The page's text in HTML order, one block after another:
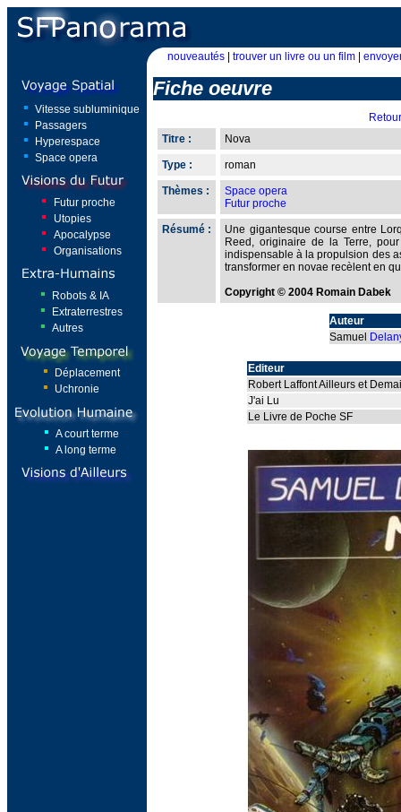
nouveautés trouver un livre ou un film
Vitesse subluminique
Passagers
Hyperespace
Space opera
Futur proche
Utopies
Apocalypse
Organisations
Robots & IA
Extraterrestres
Autres
Déplacement
Uchronie
A court terme
A long terme
Fiche oeuvre
Titre :
Nova
Type : roman
Thèmes :
Space opera
Futur proche
Résumé :
Une gigantesque course entre
Reed, originaire de la Terre,
indispensable à la propulsion des
transformer en novae recèlent en
Copyright © 2004 Romain Dabek
Auteur
Samuel
Editeur
Robert Laffont Ailleurs et
J'ai Lu
Le Livre de Poche SF